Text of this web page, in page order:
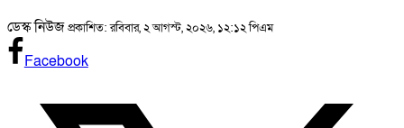
ডেস্ক নিউজপ্রকাশিত: রবিবার, ২ আগস্ট, ২০২৬, ১২:১২ পিএম
Facebook